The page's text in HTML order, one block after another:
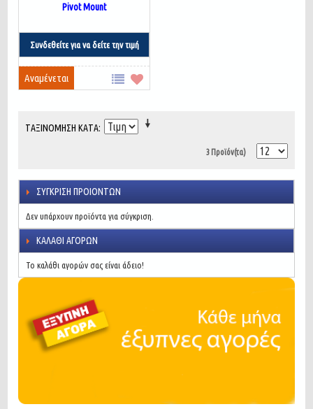
Pivot Mount
Συνδεθείτε για να δείτε την τιμή
Αναμένεται
ΤΑΞΙΝΌΜΗΣΗ ΚΑΤΆ
3 Προϊόν(τα)
ΣΎΓΚΡΙΣΗ ΠΡΟΙΌΝΤΩΝ
Δεν υπάρχουν προϊόντα για σύγκριση.
ΚΑΛΆΘΙ ΑΓΟΡΏΝ
Το καλάθι αγορών σας είναι άδειο!